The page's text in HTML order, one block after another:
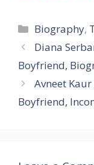
Categories
Biography,
Diana
Boyfriend,
Avneet
Boyfriend,